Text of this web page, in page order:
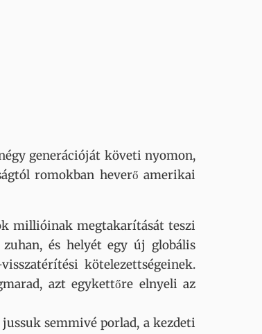
generációját követi nyomon,
romokban heverő amerikai
millióinak megtakarítását teszi
és helyét egy új globális
kötelezettségeinek.
azt egykettőre elnyeli az
semmivé porlad, a kezdeti